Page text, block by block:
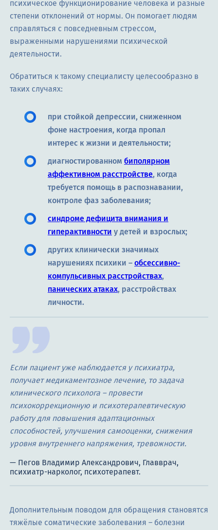
психическое функционирование человека и разные
степени отклонений от нормы. Он помогает людям
справляться с повседневным стрессом,
выраженными нарушениями психической
деятельности.
Обратиться к такому специалисту целесообразно в
таких случаях:
при стойкой депрессии, сниженном
фоне настроения, когда пропал
интерес к жизни и деятельности;
диагностированном биполярном
аффективном расстройстве, когда
требуется помощь в распознавании,
контроле фаз заболевания;
синдроме дефицита внимания и
гиперактивности у детей и взрослых;
других клинически значимых
нарушениях психики – обсессивно-
компульсивных расстройствах,
панических атаках, расстройствах
личности.
Если пациент уже наблюдается у психиатра,
получает медикаментозное лечение, то задача
клинического психолога – провести
психокоррекционную и психотерапевтическую
работу для повышения адаптационных
способностей, улучшения самооценки, снижения
уровня внутреннего напряжения, тревожности.
Дополнительным поводом для обращения становятся
тяжёлые соматические заболевания – болезни